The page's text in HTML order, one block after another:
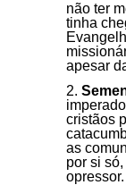
não ter
tinha
apesar
cristãos
as
por si
opressor.